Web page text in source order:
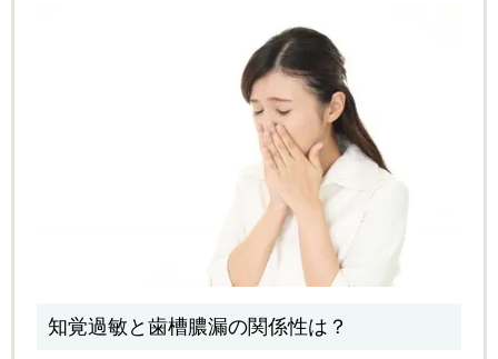
知覚過敏と歯槽膿漏の関係性は？